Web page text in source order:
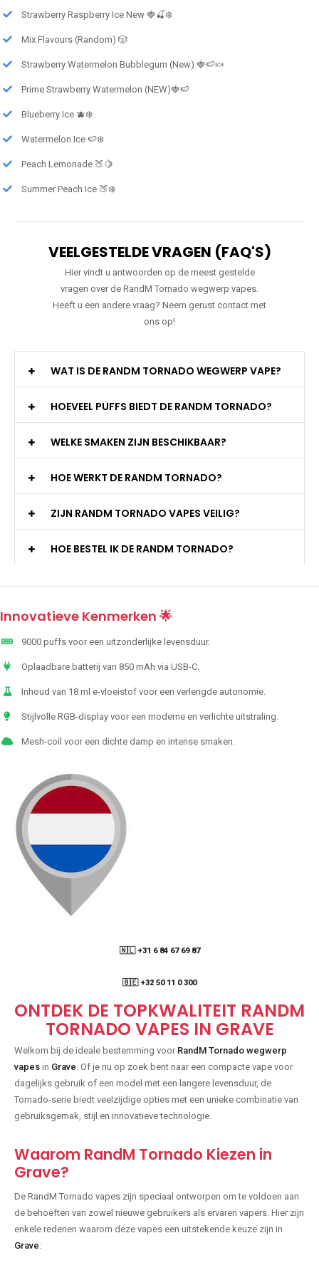
Strawberry Raspberry Ice New 🍓🍒❄️
Mix Flavours (Random) 🎲
Strawberry Watermelon Bubblegum (New) 🍓🍉🍬
Prime Strawberry Watermelon (NEW)🍓🍉
Blueberry Ice 🫐❄️
Watermelon Ice 🍉❄️
Peach Lemonade 🍑🍋
Summer Peach Ice 🍑❄️
VEELGESTELDE VRAGEN (FAQ'S)
Hier vindt u antwoorden op de meest gestelde
vragen over de RandM Tornado wegwerp vapes.
Heeft u een andere vraag? Neem gerust contact met
ons op!
WAT IS DE RANDM TORNADO WEGWERP VAPE?
HOEVEEL PUFFS BIEDT DE RANDM TORNADO?
WELKE SMAKEN ZIJN BESCHIKBAAR?
HOE WERKT DE RANDM TORNADO?
ZIJN RANDM TORNADO VAPES VEILIG?
HOE BESTEL IK DE RANDM TORNADO?
Innovatieve Kenmerken 🌟
9000 puffs voor een uitzonderlijke levensduur.
Oplaadbare batterij van 850 mAh via USB-C.
Inhoud van 18 ml e-vloeistof voor een verlengde autonomie.
Stijlvolle RGB-display voor een moderne en verlichte uitstraling.
Mesh-coil voor een dichte damp en intense smaken.
🇳🇱 +31 6 84 67 69 87
🇧🇪 +32 50 11 0 300
ONTDEK DE TOPKWALITEIT RANDM
TORNADO VAPES IN GRAVE
Welkom bij de ideale bestemming voor RandM Tornado wegwerp
vapes in Grave . Of je nu op zoek bent naar een compacte vape voor
dagelijks gebruik of een model met een langere levensduur, de
Tornado-serie biedt veelzijdige opties met een unieke combinatie van
gebruiksgemak, stijl en innovatieve technologie.
Waarom RandM Tornado Kiezen in
Grave?
De RandM Tornado vapes zijn speciaal ontworpen om te voldoen aan
de behoeften van zowel nieuwe gebruikers als ervaren vapers. Hier zijn
enkele redenen waarom deze vapes een uitstekende keuze zijn in
Grave: